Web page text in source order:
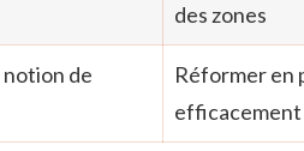
des zones
de
Réformer
efficacement